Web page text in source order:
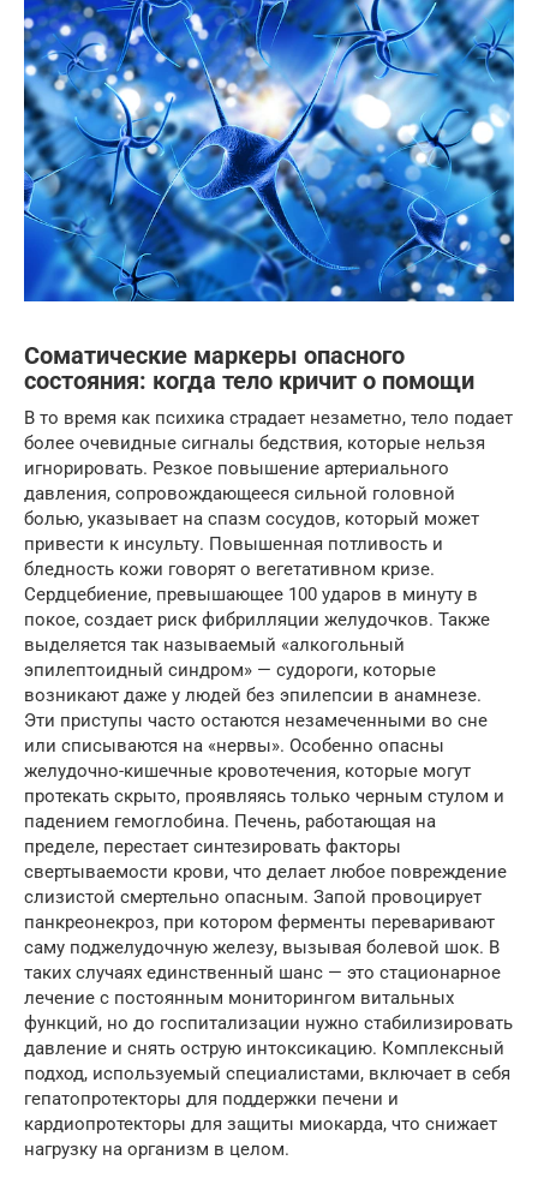
Соматические маркеры опасного
состояния: когда тело кричит о помощи
В то время как психика страдает незаметно, тело подает
более очевидные сигналы бедствия, которые нельзя
игнорировать. Резкое повышение артериального
давления, сопровождающееся сильной головной
болью, указывает на спазм сосудов, который может
привести к инсульту. Повышенная потливость и
бледность кожи говорят о вегетативном кризе.
Сердцебиение, превышающее 100 ударов в минуту в
покое, создает риск фибрилляции желудочков. Также
выделяется так называемый «алкогольный
эпилептоидный синдром» — судороги, которые
возникают даже у людей без эпилепсии в анамнезе.
Эти приступы часто остаются незамеченными во сне
или списываются на «нервы». Особенно опасны
желудочно-кишечные кровотечения, которые могут
протекать скрыто, проявляясь только черным стулом и
падением гемоглобина. Печень, работающая на
пределе, перестает синтезировать факторы
свертываемости крови, что делает любое повреждение
слизистой смертельно опасным. Запой провоцирует
панкреонекроз, при котором ферменты переваривают
саму поджелудочную железу, вызывая болевой шок. В
таких случаях единственный шанс — это стационарное
лечение с постоянным мониторингом витальных
функций, но до госпитализации нужно стабилизировать
давление и снять острую интоксикацию. Комплексный
подход, используемый специалистами, включает в себя
гепатопротекторы для поддержки печени и
кардиопротекторы для защиты миокарда, что снижает
нагрузку на организм в целом.